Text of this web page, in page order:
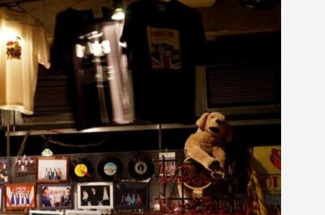
旭通・雲井通 / 神戸に帰りたい
#2
北京遊学記 (1)
Art Wharf KOBE：2021年6月
27(日...
Summer of Soul (…Or,...